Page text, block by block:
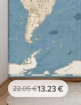
22.05€13.23€